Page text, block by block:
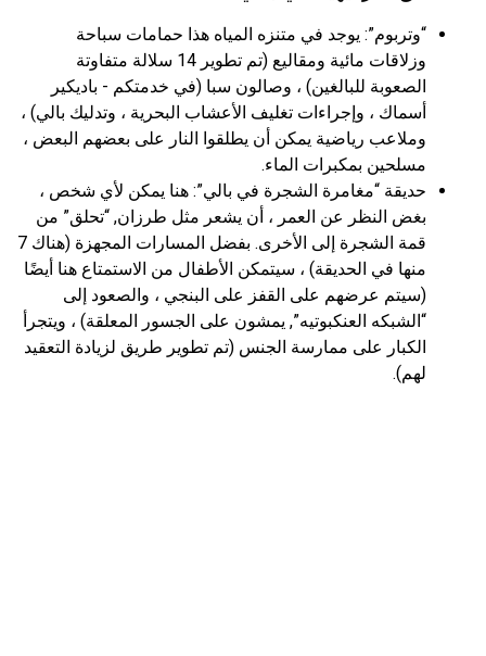
“وتربوم”: يوجد في متنزه المياه هذا حمامات سباحة
وزلاقات مائية ومقاليع (تم تطوير 14 سلالة متفاوتة
الصعوبة للبالغين) ، وصالون سبا (في خدمتكم - باديكير
أسماك ، وإجراءات تغليف الأعشاب البحرية ، وتدليك بالي) ،
وملاعب رياضية يمكن أن يطلقوا النار على بعضهم البعض ،
مسلحين بمكبرات الماء.
حديقة “مغامرة الشجرة في بالي”: هنا يمكن لأي شخص ،
بغض النظر عن العمر ، أن يشعر مثل طرزان, “تحلق” من
قمة الشجرة إلى الأخرى. بفضل المسارات المجهزة (هناك 7
منها في الحديقة) ، سيتمكن الأطفال من الاستمتاع هنا أيضًا
(سيتم عرضهم على القفز على البنجي ، والصعود إلى
“الشبكه العنكبوتيه”, يمشون على الجسور المعلقة) ، ويتجرأ
الكبار على ممارسة الجنس (تم تطوير طريق لزيادة التعقيد
لهم).